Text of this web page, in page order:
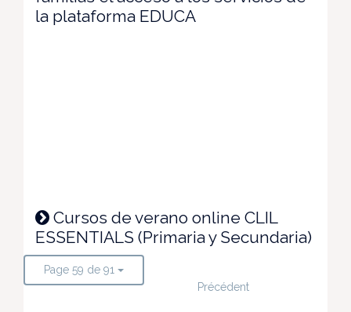
la plataforma EDUCA
Cursos de verano online CLIL
ESSENTIALS (Primaria y Secundaria)
Page 59 de 91
Précédent